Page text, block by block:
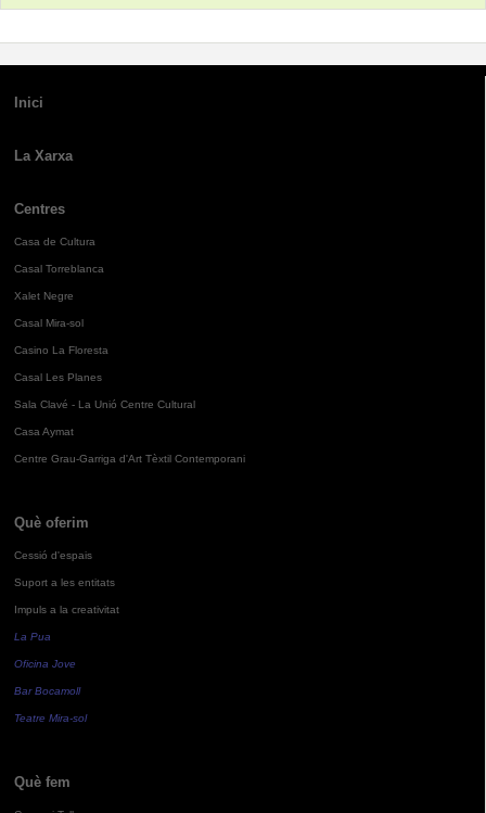
Inici
La Xarxa
Centres
Casa de Cultura
Casal Torreblanca
Xalet Negre
Casal Mira-sol
Casino La Floresta
Casal Les Planes
Sala Clavé - La Unió Centre Cultural
Casa Aymat
Centre Grau-Garriga d'Art Tèxtil Contemporani
Què oferim
Cessió d'espais
Suport a les entitats
Impuls a la creativitat
La Pua
Oficina Jove
Bar Bocamoll
Teatre Mira-sol
Què fem